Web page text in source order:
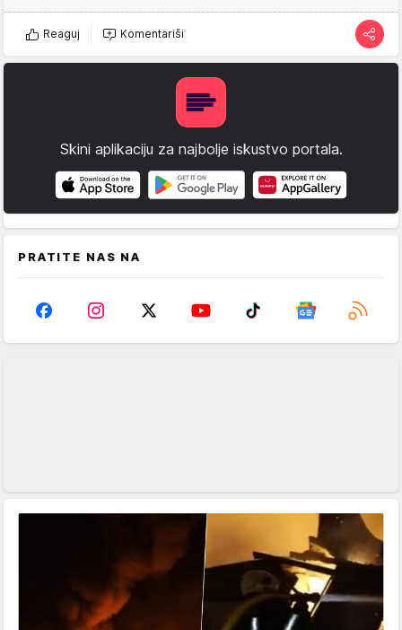
Reaguj Komentariši
Skini aplikaciju za najbolje iskustvo portala.
PRATITE NAS NA